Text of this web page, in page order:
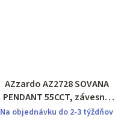
AZzardo AZ2728 SOVANA
PENDANT 55CCT, závesné
svietidlo
Na objednávku do 2-3 týždňov